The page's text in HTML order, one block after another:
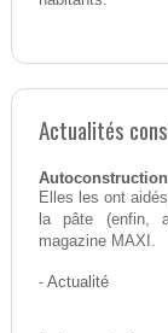
Actualités
Elles les ont
la pâte (enfin,
magazine MAXI.
- Actualité